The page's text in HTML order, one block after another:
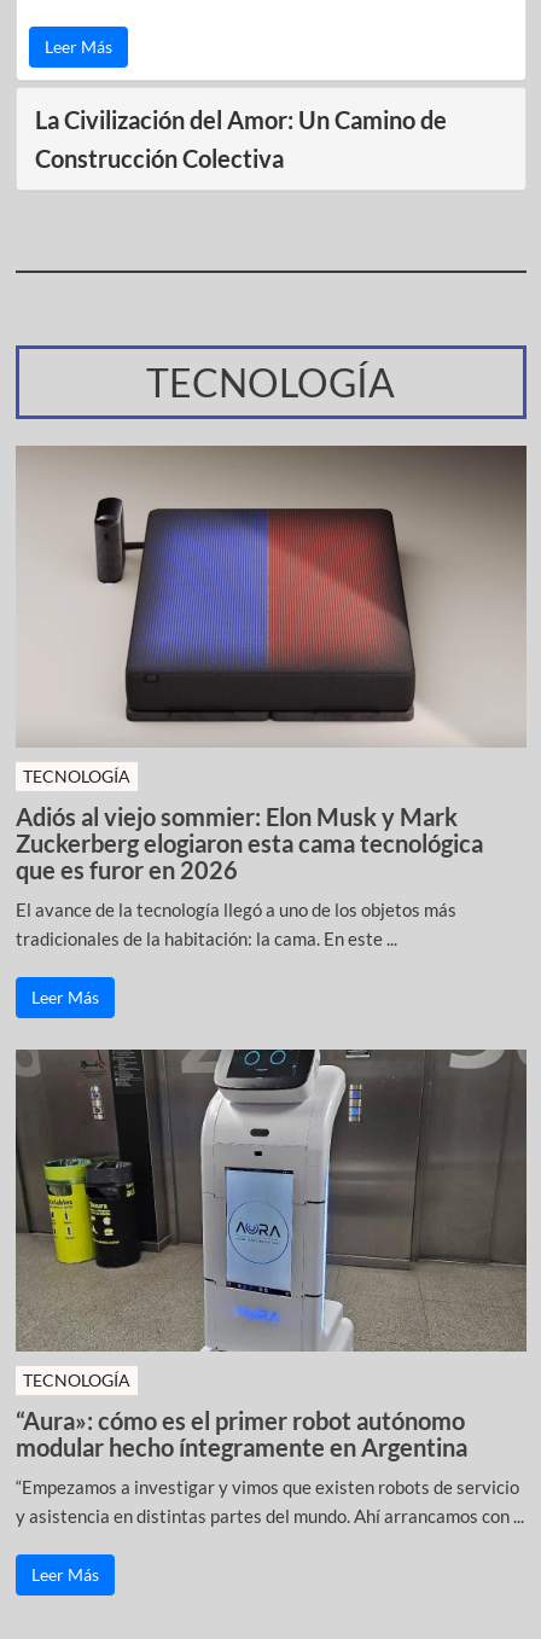
Leer Más
La Civilización del Amor: Un Camino de
Construcción Colectiva
TECNOLOGÍA
TECNOLOGÍA
Adiós al viejo sommier: Elon Musk y Mark
Zuckerberg elogiaron esta cama tecnológica
que es furor en 2026
El avance de la tecnología llegó a uno de los objetos más
tradicionales de la habitación: la cama. En este ...
Leer Más
TECNOLOGÍA
“Aura»: cómo es el primer robot autónomo
modular hecho íntegramente en Argentina
“Empezamos a investigar y vimos que existen robots de servicio
y asistencia en distintas partes del mundo. Ahí arrancamos con ...
Leer Más